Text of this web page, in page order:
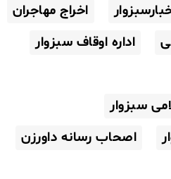
اخراج مهاجران
اداره اوقاف سبزوار
سبزوار
اصحاب رسانه داورزن